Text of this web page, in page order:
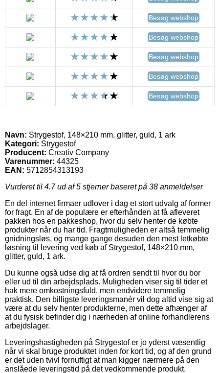
Besøg webshop
Besøg webshop
Besøg webshop
Besøg webshop
Besøg webshop
Navn: Strygestof, 148×210 mm, glitter, guld, 1 ark
Kategori: Strygestof
Producent: Creativ Company
Varenummer: 44325
EAN: 5712854313193
Vurderet til 4.7ud af 5 stjerner baseret på 38 anmeldelser
En del internet firmaer udlover i dag et stort udvalg af former
for fragt. En af de populære er efterhånden at få afleveret
pakken hos en pakkeshop, hvor du selv henter de købte
produkter når du har tid. Fragtmuligheden er altså temmelig
gnidningsløs, og mange gange desuden den mest letkøbte
løsning til levering ved køb af Strygestof, 148×210 mm,
glitter, guld, 1 ark.
Du kunne også udse dig at få ordren sendt til hvor du bor
eller ud til din arbejdsplads. Muligheden viser sig til tider et
hak mere omkostningsfuld, men endvidere temmelig
praktisk. Den billigste leveringsmanér vil dog altid vise sig at
være at du selv henter produkterne, men dette afhænger af
at du fysisk befinder dig i nærheden af online forhandlerens
arbejdslager.
Leveringshastigheden på Strygestof er jo yderst væsentlig
når vi skal bruge produktet inden for kort tid, og af den grund
er det uden tvivl fornuftigt at man kigger nærmere på den
anslåede leveringstid på det vedkommende produkt.